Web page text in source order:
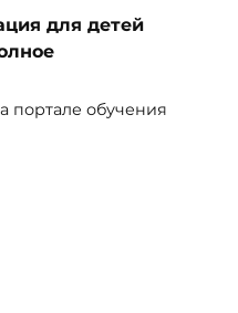
для детей
портале обучения